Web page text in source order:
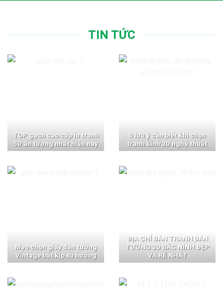
TIN TỨC
TOP gạch cao cấp in tranh
5D ấn tượng nhất hiện nay
5 lưu ý cần biết khi chọn
tranh kính 3D nghệ thuật
Mẹo chọn giấy dán tường
Vintage bắt kịp xu hướng
ĐỊA CHỈ BÁN TRANH DÁN
TƯỜNG 3D BẮC NINH ĐẸP
VÀ RẺ NHẤT